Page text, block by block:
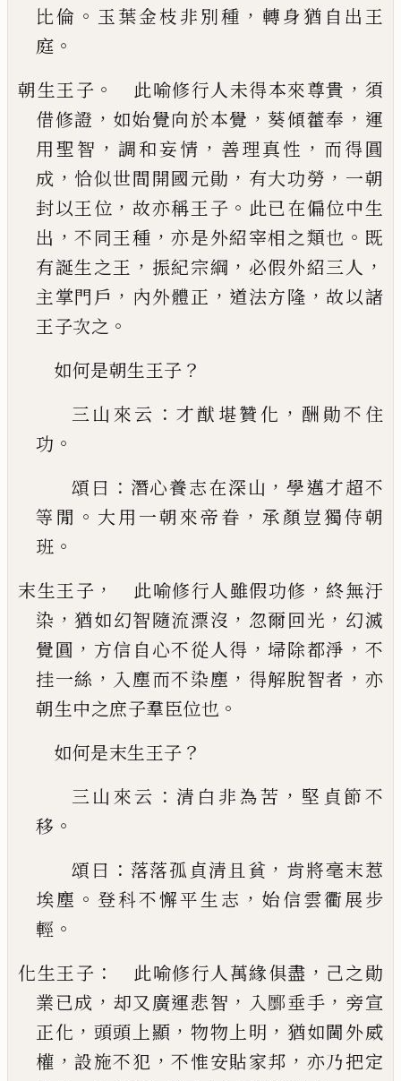
比倫 。 玉葉金枝非別種 ， 轉身猶自出王
庭 。
朝生王子 。 此喻修行人未得本來尊貴 ， 須
借修證 ， 如始覺向於本覺 ，葵傾藿奉 ， 運
用聖智 ， 調和妄情 ， 善理真性 ， 而得圓
成 ， 恰似世間開國元勛 ， 有大功勞 ， 一朝
封以王位 ，故亦稱王子 。 此已在偏位中生
出 ，不同王種 ，亦是外紹宰相之類也 。 既
有誕生之王 ， 振紀宗綱 ， 必假外紹三人 ，
主掌門戶 ， 內外體正 ， 道法方隆 ，故以諸
王子次之 。
如何是朝生王子 ？
三山來云 ： 才猷堪贊化 ， 酬勛不住
功 。
頌曰 ： 潛心養志在深山 ，學邁才超不
等閒 。 大用一朝來帝眷 ， 承顏豈獨侍朝
班 。
末生王子 ， 此喻修行人雖假功修 ， 終無汙
染 ，猶如幻智隨流漂沒 ， 忽爾回光 ， 幻滅
覺圓 ， 方信自心不從人得 ，埽除都淨 ， 不
挂一絲 ， 入塵而不染塵 ， 得解脫智者 ， 亦
朝生中之庶子羣臣位也 。
如何是末生王子 ？
三山來云 ： 清白非為苦 ， 堅貞節不
移 。
頌曰 ： 落落孤貞清且貧 ， 肯將毫末惹
埃塵 。 登科不懈平生志 ， 始信雲衢展步
輕 。
化生王子 ： 此喻修行人萬緣俱盡 ， 己之勛
業已成 ， 却又廣運悲智 ， 入𫑮垂手 ， 旁宣
正化 ， 頭頭上顯 ， 物物上明 ，猶如閫外威
權 ，設施不犯 ，不惟安貼家邦 ， 亦乃把定